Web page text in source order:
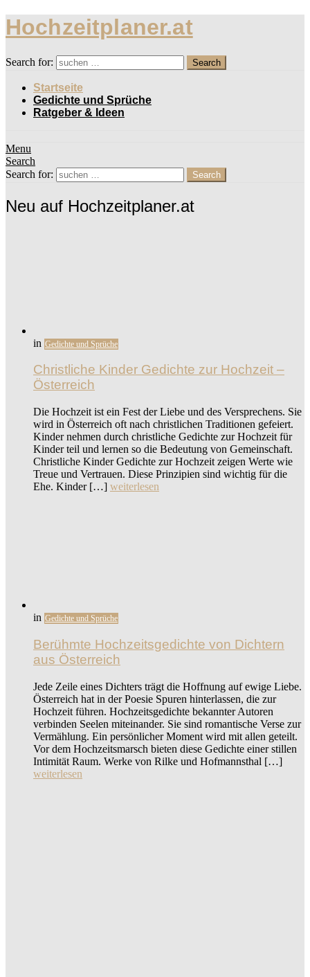
Hochzeitplaner.at
Search for: Search
Startseite
Gedichte und Sprüche
Ratgeber & Ideen
Menu
Search
Search for:
Search
Neu auf Hochzeitplaner.at
in Gedichte und Sprüche
Christliche Kinder Gedichte zur Hochzeit –
Österreich
Die Hochzeit ist ein Fest der Liebe und des Versprechens. Sie
wird in Österreich oft nach christlichen Traditionen gefeiert.
Kinder nehmen durch christliche Gedichte zur Hochzeit für
Kinder teil und lernen so die Bedeutung von Gemeinschaft.
Christliche Kinder Gedichte zur Hochzeit zeigen Werte wie
Treue und Vertrauen. Diese Prinzipien sind wichtig für die
Ehe. Kinder […] weiterlesen
in Gedichte und Sprüche
Berühmte Hochzeitsgedichte von Dichtern
aus Österreich
Jede Zeile eines Dichters trägt die Hoffnung auf ewige Liebe.
Österreich hat in der Poesie Spuren hinterlassen, die zur
Hochzeit führen. Hochzeitsgedichte bekannter Autoren
verbinden Seelen miteinander. Sie sind romantische Verse zur
Vermählung. Ein persönlicher Moment wird mit allen geteilt.
Vor dem Hochzeitsmarsch bieten diese Gedichte einer stillen
Intimität Raum. Werke von Rilke und Hofmannsthal […]
weiterlesen